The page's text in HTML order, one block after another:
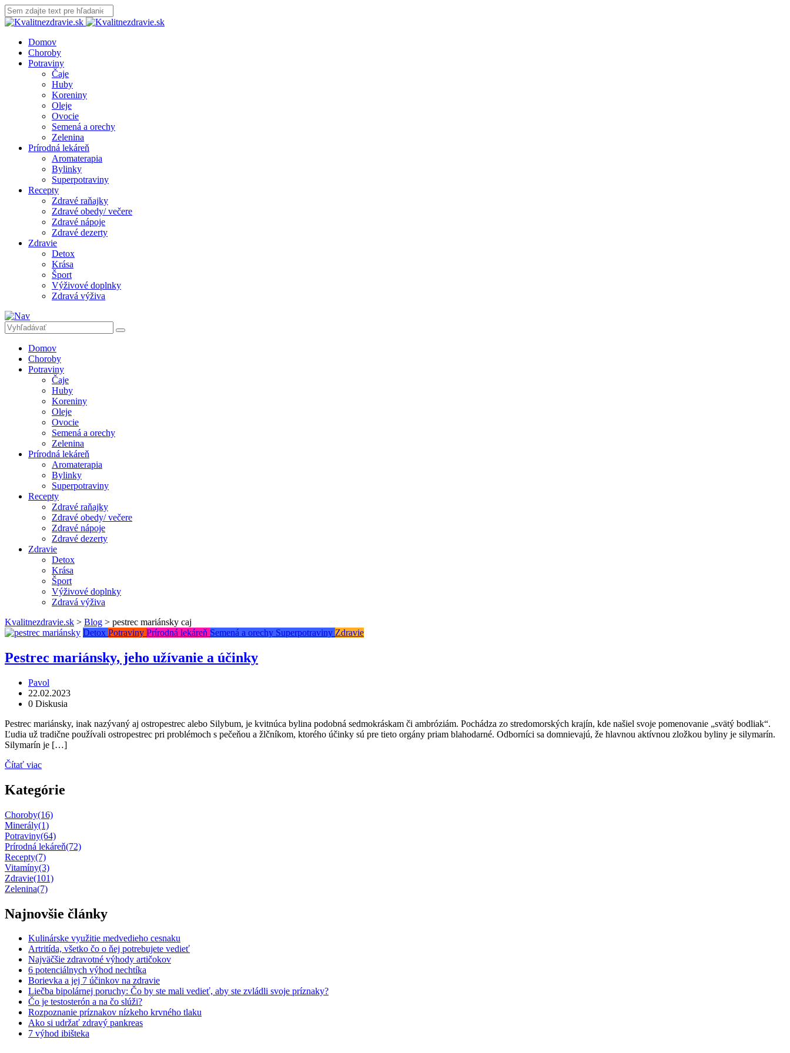
Domov
Choroby
Potraviny
Čaje
Huby
Koreniny
Oleje
Ovocie
Semená a orechy
Zelenina
Prírodná lekáreň
Aromaterapia
Bylinky
Superpotraviny
Recepty
Zdravé raňajky
Zdravé obedy/ večere
Zdravé nápoje
Zdravé dezerty
Zdravie
Detox
Krása
Šport
Výživové doplnky
Zdravá výživa
Domov
Choroby
Potraviny
Čaje
Huby
Koreniny
Oleje
Ovocie
Semená a orechy
Zelenina
Prírodná lekáreň
Aromaterapia
Bylinky
Superpotraviny
Recepty
Zdravé raňajky
Zdravé obedy/ večere
Zdravé nápoje
Zdravé dezerty
Zdravie
Detox
Krása
Šport
Výživové doplnky
Zdravá výživa
Kvalitnezdravie.sk > Blog > pestrec mariánsky caj
Detox Potraviny Prírodná lekáreň Semená a orechy Superpotraviny Zdravie
Pestrec mariánsky, jeho užívanie a účinky
Pavol
22.02.2023
0 Diskusia
Pestrec mariánsky, inak nazývaný aj ostropestrec alebo Silybum, je kvitnúca bylina podobná sedmokráskam či ambróziám. Pochádza zo stredomorských krajín, kde našiel svoje pomenovanie „svätý bodliak“.
Ľudia už tradične používali ostropestrec pri problémoch s pečeňou a žlčníkom, ktorého účinky sú pre tieto orgány priam blahodarné. Odborníci sa domnievajú, že hlavnou aktívnou zložkou byliny je silymarín.
Silymarín je […]
Čítať viac
Kategórie
Choroby(16)
Minerály(1)
Potraviny(64)
Prírodná lekáreň(72)
Recepty(7)
Vitamíny(3)
Zdravie(101)
Zelenina(7)
Najnovšie články
Kulinárske využitie medvedieho cesnaku
Artritída, všetko čo o ňej potrebujete vedieť
Najväčšie zdravotné výhody artičokov
6 potenciálnych výhod nechtíka
Borievka a jej 7 účinkov na zdravie
Liečba bipolárnej poruchy: Čo by ste mali vedieť, aby ste zvládli svoje príznaky?
Čo je testosterón a na čo slúži?
Rozpoznanie príznakov nízkeho krvného tlaku
Ako si udržať zdravý pankreas
7 výhod ibišteka